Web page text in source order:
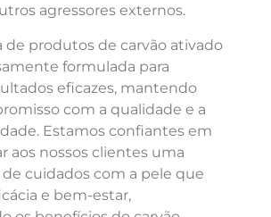
agressores externos.
de produtos de carvão ativado
formulada para
eficazes, mantendo
com a qualidade e a
Estamos confiantes em
aos nossos clientes uma
cuidados com a pele que
e bem-estar,